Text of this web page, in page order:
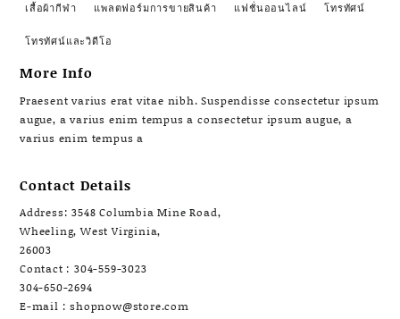
เสื้อผ้ากีฬา แพลตฟอร์มการขายสินค้า แฟชั่นออนไลน์ โทรทัศน์
โทรทัศน์และวิดีโอ
More Info
Praesent varius erat vitae nibh. Suspendisse consectetur ipsum
augue, a varius enim tempus a consectetur ipsum augue, a
varius enim tempus a
Contact Details
Address: 3548 Columbia Mine Road,
Wheeling, West Virginia,
26003
Contact : 304-559-3023
304-650-2694
E-mail : shopnow@store.com